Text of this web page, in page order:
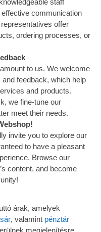
staff
communication
offer
ordering processes, or
to us. We welcome
feedback, which help
and products.
we fine-tune our
meet their needs.
invite you to explore our
to have a pleasant
Browse our
content, and become
árak, amelyek
, valamint pénztár
megjelenítésre,